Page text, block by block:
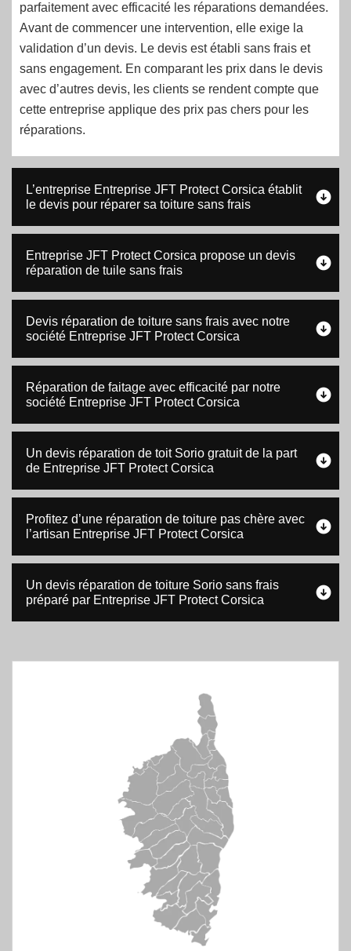
parfaitement avec efficacité les réparations demandées.
Avant de commencer une intervention, elle exige la
validation d’un devis. Le devis est établi sans frais et
sans engagement. En comparant les prix dans le devis
avec d’autres devis, les clients se rendent compte que
cette entreprise applique des prix pas chers pour les
réparations.
L’entreprise Entreprise JFT Protect Corsica établit
le devis pour réparer sa toiture sans frais
Entreprise JFT Protect Corsica propose un devis
réparation de tuile sans frais
Devis réparation de toiture sans frais avec notre
société Entreprise JFT Protect Corsica
Réparation de faitage avec efficacité par notre
société Entreprise JFT Protect Corsica
Un devis réparation de toit Sorio gratuit de la part
de Entreprise JFT Protect Corsica
Profitez d’une réparation de toiture pas chère avec
l’artisan Entreprise JFT Protect Corsica
Un devis réparation de toiture Sorio sans frais
préparé par Entreprise JFT Protect Corsica